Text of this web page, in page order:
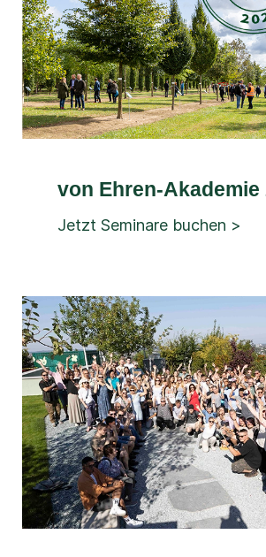
von Ehren-Akademie
Jetzt Seminare buchen >